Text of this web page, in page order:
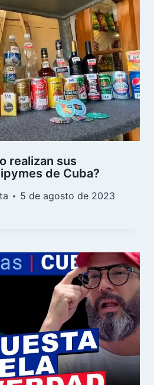
realizan sus
de Cuba?
5 de agosto de 2023